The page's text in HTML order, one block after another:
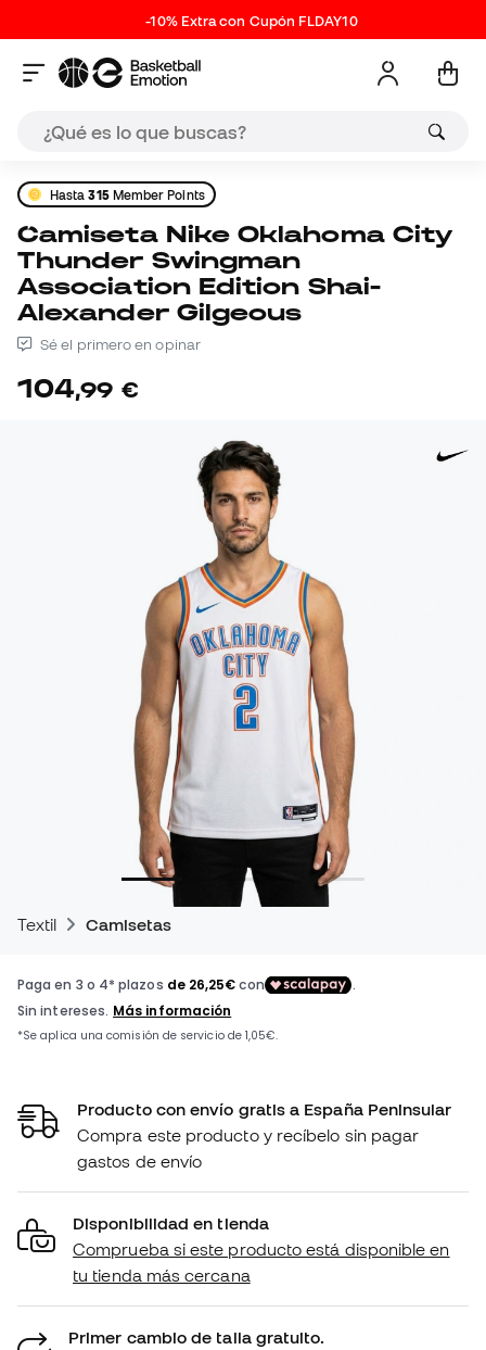
-10% Extra con Cupón FLDAY10
Hasta315Member Points
Camiseta Nike Oklahoma City
Thunder Swingman
Association Edition Shai-
Alexander Gilgeous
Sé el primero en opinar
104,99 €
Textil Camisetas
Producto con envío gratis a España Peninsular
Compra este producto y recíbelo sin pagar
gastos de envío
Disponibilidad en tienda
Comprueba si este producto está disponible en
tu tienda más cercana
Primer cambio de talla gratuito.